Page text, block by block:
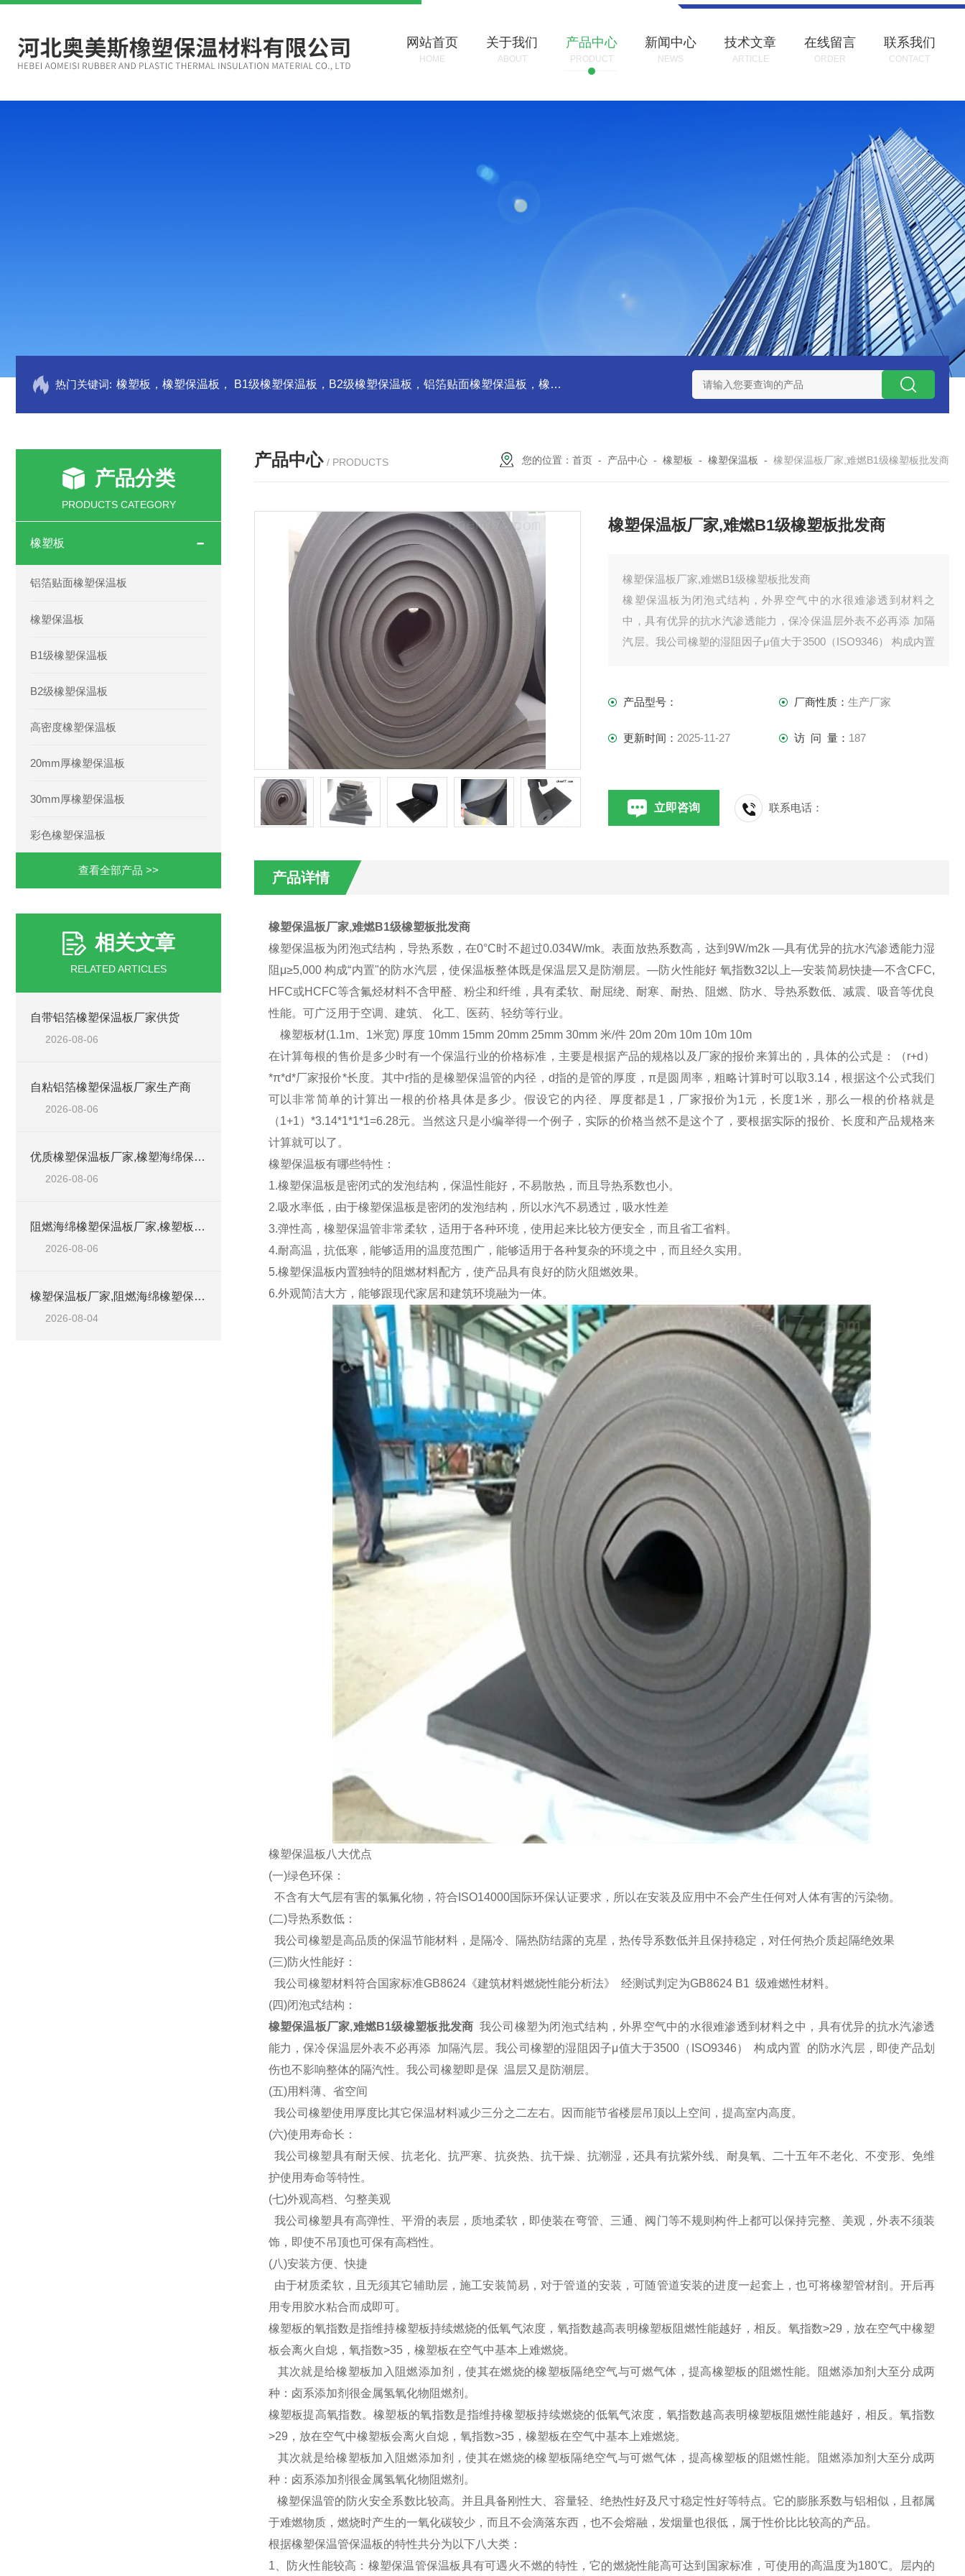
网站首页
HOME
关于我们
ABOUT
产品中心
PRODUCT
新闻中心
NEWS
技术文章
ARTICLE
在线留言
ORDER
联系我们
CONTACT
热门关键词: 橡塑板，橡塑保温板， B1级橡塑保温板，B2级橡塑保温板，铝箔贴面橡塑保温板，橡塑保温管，管道橡塑管
产品分类
PRODUCTS CATEGORY
橡塑板
铝箔贴面橡塑保温板
橡塑保温板
B1级橡塑保温板
B2级橡塑保温板
高密度橡塑保温板
20mm厚橡塑保温板
30mm厚橡塑保温板
彩色橡塑保温板
查看全部产品 >>
相关文章
RELATED ARTICLES
自带铝箔橡塑保温板厂家供货
2026-08-06
自粘铝箔橡塑保温板厂家生产商
2026-08-06
优质橡塑保温板厂家,橡塑海绵保温材料供货商
2026-08-06
阻燃海绵橡塑保温板厂家,橡塑板厂家销售点
2026-08-06
橡塑保温板厂家,阻燃海绵橡塑保温板厂家出售
2026-08-04
产品中心 / PRODUCTS 您的位置： 首页 - 产品中心 - 橡塑板 - 橡塑保温板 - 橡塑保温板厂家,难燃B1级橡塑板批发商
橡塑保温板厂家,难燃B1级橡塑板批发商
橡塑保温板厂家,难燃B1级橡塑板批发商
橡塑保温板为闭泡式结构，外界空气中的水很难渗透到材料之
中，具有优异的抗水汽渗透能力，保冷保温层外表不必再添 加隔
汽层。我公司橡塑的湿阻因子μ值大于3500（ISO9346） 构成内置
产品型号：
厂商性质： 生产厂家
更新时间： 2025-11-27 访 问 量： 187
立即咨询 联系电话：
产品详情
橡塑保温板厂家,难燃B1级橡塑板批发商
橡塑保温板为闭泡式结构，导热系数，在0°C时不超过0.034W/mk。表面放热系数高，达到9W/m2k —具有优异的抗水汽渗透能力湿
阻μ≥5,000 构成“内置"的防水汽层，使保温板整体既是保温层又是防潮层。—防火性能好 氧指数32以上—安装简易快捷—不含CFC,
HFC或HCFC等含氟烃材料不含甲醛、粉尘和纤维，具有柔软、耐屈绕、耐寒、耐热、阻燃、防水、导热系数低、减震、吸音等优良
性能。可广泛用于空调、建筑、 化工、医药、轻纺等行业。
橡塑板材(1.1m、1米宽) 厚度 10mm 15mm 20mm 25mm 30mm 米/件 20m 20m 10m 10m 10m
在计算每根的售价是多少时有一个保温行业的价格标准，主要是根据产品的规格以及厂家的报价来算出的，具体的公式是：（r+d）
*π*d*厂家报价*长度。其中r指的是橡塑保温管的内径，d指的是管的厚度，π是圆周率，粗略计算时可以取3.14，根据这个公式我们
可以非常简单的计算出一根的价格具体是多少。假设它的内径、厚度都是1，厂家报价为1元，长度1米，那么一根的价格就是
（1+1）*3.14*1*1*1=6.28元。当然这只是小编举得一个例子，实际的价格当然不是这个了，要根据实际的报价、长度和产品规格来
计算就可以了。
橡塑保温板有哪些特性：
1.橡塑保温板是密闭式的发泡结构，保温性能好，不易散热，而且导热系数也小。
2.吸水率低，由于橡塑保温板是密闭的发泡结构，所以水汽不易透过，吸水性差
3.弹性高，橡塑保温管非常柔软，适用于各种环境，使用起来比较方便安全，而且省工省料。
4.耐高温，抗低寒，能够适用的温度范围广，能够适用于各种复杂的环境之中，而且经久实用。
5.橡塑保温板内置独特的阻燃材料配方，使产品具有良好的防火阻燃效果。
6.外观简洁大方，能够跟现代家居和建筑环境融为一体。
橡塑保温板八大优点
(一)绿色环保：
不含有大气层有害的氯氟化物，符合ISO14000国际环保认证要求，所以在安装及应用中不会产生任何对人体有害的污染物。
(二)导热系数低：
我公司橡塑是高品质的保温节能材料，是隔冷、隔热防结露的克星，热传导系数低并且保持稳定，对任何热介质起隔绝效果
(三)防火性能好：
我公司橡塑材料符合国家标准GB8624《建筑材料燃烧性能分析法》 经测试判定为GB8624 B1 级难燃性材料。
(四)闭泡式结构：
橡塑保温板厂家,难燃B1级橡塑板批发商 我公司橡塑为闭泡式结构，外界空气中的水很难渗透到材料之中，具有优异的抗水汽渗透
能力，保冷保温层外表不必再添 加隔汽层。我公司橡塑的湿阻因子μ值大于3500（ISO9346） 构成内置 的防水汽层，即使产品划
伤也不影响整体的隔汽性。我公司橡塑即是保 温层又是防潮层。
(五)用料薄、省空间
我公司橡塑使用厚度比其它保温材料减少三分之二左右。因而能节省楼层吊顶以上空间，提高室内高度。
(六)使用寿命长：
我公司橡塑具有耐天候、抗老化、抗严寒、抗炎热、抗干燥、抗潮湿，还具有抗紫外线、耐臭氧、二十五年不老化、不变形、免维
护使用寿命等特性。
(七)外观高档、匀整美观
我公司橡塑具有高弹性、平滑的表层，质地柔软，即使装在弯管、三通、阀门等不规则构件上都可以保持完整、美观，外表不须装
饰，即使不吊顶也可保有高档性。
(八)安装方便、快捷
由于材质柔软，且无须其它辅助层，施工安装简易，对于管道的安装，可随管道安装的进度一起套上，也可将橡塑管材剖。开后再
用专用胶水粘合而成即可。
橡塑板的氧指数是指维持橡塑板持续燃烧的低氧气浓度，氧指数越高表明橡塑板阻燃性能越好，相反。氧指数>29，放在空气中橡塑
板会离火自熄，氧指数>35，橡塑板在空气中基本上难燃烧。
其次就是给橡塑板加入阻燃添加剂，使其在燃烧的橡塑板隔绝空气与可燃气体，提高橡塑板的阻燃性能。阻燃添加剂大至分成两
种：卤系添加剂很金属氢氧化物阻燃剂。
橡塑板提高氧指数。橡塑板的氧指数是指维持橡塑板持续燃烧的低氧气浓度，氧指数越高表明橡塑板阻燃性能越好，相反。氧指数
>29，放在空气中橡塑板会离火自熄，氧指数>35，橡塑板在空气中基本上难燃烧。
其次就是给橡塑板加入阻燃添加剂，使其在燃烧的橡塑板隔绝空气与可燃气体，提高橡塑板的阻燃性能。阻燃添加剂大至分成两
种：卤系添加剂很金属氢氧化物阻燃剂。
橡塑保温管的防火安全系数比较高。并且具备刚性大、容量轻、绝热性好及尺寸稳定性好等特点。它的膨胀系数与铝相似，且都属
于难燃物质，燃烧时产生的一氧化碳较少，而且不会滴落东西，也不会熔融，发烟量也很低，属于性价比比较高的产品。
根据橡塑保温管保温板的特性共分为以下八大类：
1、防火性能较高：橡塑保温管保温板具有可遇火不燃的特性，它的燃烧性能高可达到国家标准，可使用的高温度为180℃。层内的